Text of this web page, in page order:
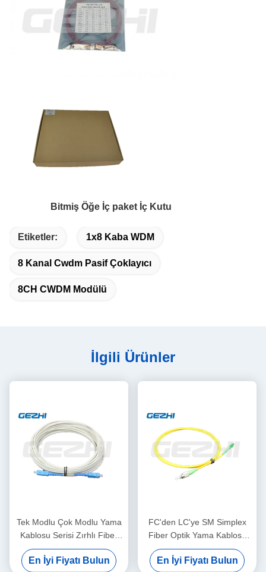
Bitmiş Öğe İç paket İç Kutu
Etiketler: 1x8 Kaba WDM
8 Kanal Cwdm Pasif Çoklayıcı
8CH CWDM Modülü
İlgili Ürünler
Tek Modlu Çok Modlu Yama
Kablosu Serisi Zırhlı Fiber
Optik Yama Kablosu
En İyi Fiyatı Bulun
FC'den LC'ye SM Simplex
Fiber Optik Yama Kablosu
Veri İletimi İçin
Özelleştirilebilir Uzunluk
En İyi Fiyatı Bulun